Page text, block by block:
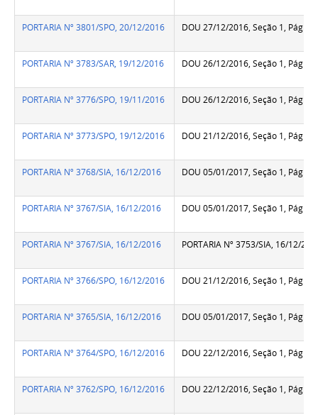
PORTARIA Nº 3801/SPO, 20/12/2016 DOU 27/12/2016, Seção 1,
PORTARIA Nº 3783/SAR, 19/12/2016 DOU 26/12/2016, Seção 1, Pág.86
PORTARIA Nº 3776/SPO, 19/11/2016 DOU 26/12/2016, Seção 1, Pág.86
PORTARIA Nº 3773/SPO, 19/12/2016 DOU 21/12/2016, Seção 1,
PORTARIA Nº 3768/SIA, 16/12/2016 DOU 05/01/2017, Seção 1, Pág.58
PORTARIA Nº 3767/SIA, 16/12/2016 DOU 05/01/2017, Seção 1, Pág.58
PORTARIA Nº 3767/SIA, 16/12/2016 PORTARIA Nº 3753/SIA, 16/12/
PORTARIA Nº 3766/SPO, 16/12/2016 DOU 21/12/2016, Seção 1,
PORTARIA Nº 3765/SIA, 16/12/2016 DOU 05/01/2017, Seção 1, Pág.58
PORTARIA Nº 3764/SPO, 16/12/2016 DOU 22/12/2016, Seção 1,
PORTARIA Nº 3762/SPO, 16/12/2016 DOU 22/12/2016, Seção 1,